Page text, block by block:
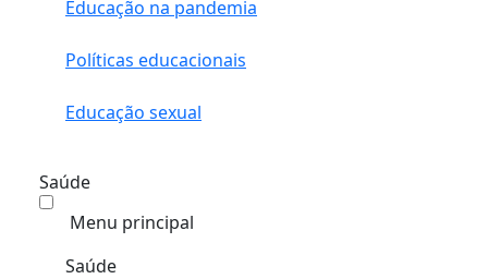
Educação na pandemia
Políticas educacionais
Educação sexual
Saúde
Menu principal
Saúde